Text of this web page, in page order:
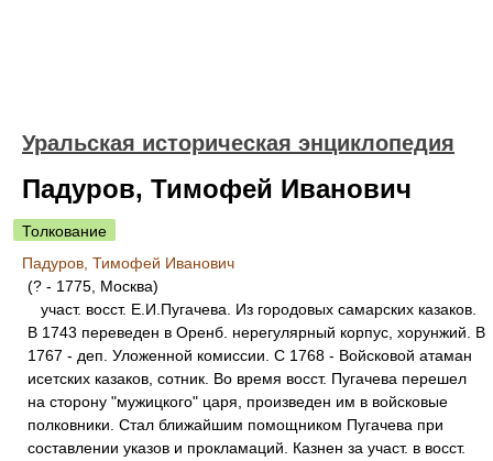
Уральская историческая энциклопедия
Падуров, Тимофей Иванович
Толкование
Падуров, Тимофей Иванович
(? - 1775, Москва)
участ. восст. Е.И.Пугачева. Из городовых самарских казаков.
В 1743 переведен в Оренб. нерегулярный корпус, хорунжий. В
1767 - деп. Уложенной комиссии. С 1768 - Войсковой атаман
исетских казаков, сотник. Во время восст. Пугачева перешел
на сторону "мужицкого" царя, произведен им в войсковые
полковники. Стал ближайшим помощником Пугачева при
составлении указов и прокламаций. Казнен за участ. в восст.